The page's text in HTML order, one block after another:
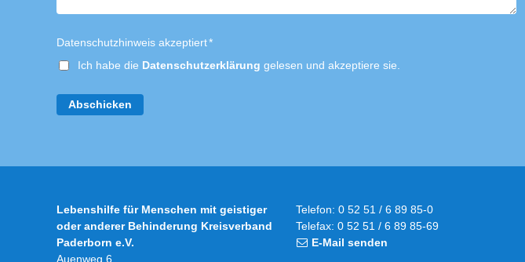
Datenschutzhinweis akzeptiert*
Ich habe die Datenschutzerklärung gelesen und akzeptiere sie.
Abschicken
Lebenshilfe für Menschen mit geistiger
oder anderer Behinderung Kreisverband
Paderborn e.V.
Auenweg 6
Telefon: 0 52 51 / 6 89 85-0
Telefax: 0 52 51 / 6 89 85-69
E-Mail senden